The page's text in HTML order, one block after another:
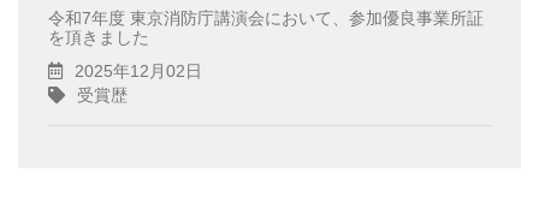
令和7年度 東京消防庁講演会において、参加優良事業所証
を頂きました
2025年12月02日
受賞歴